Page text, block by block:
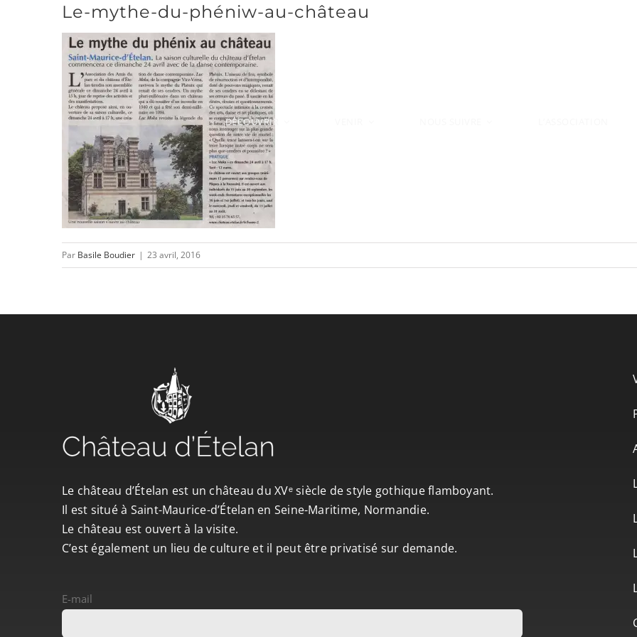
DÉCOUVRIR
Le-mythe-du-phéniw-au-château
Par Basile Boudier | 23 avril, 2016
Le château d’Ételan est un château du XVᵉ siècle de style gothique flamboyant.
Il est situé à Saint-Maurice-d’Ételan en Seine-Maritime, Normandie.
Le château est ouvert à la visite.
C’est également un lieu de culture et il peut être privatisé sur demande.
E-mail